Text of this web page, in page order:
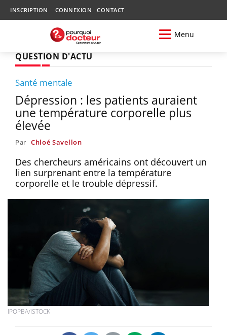
INSCRIPTION CONNEXION CONTACT
Menu
QUESTION D'ACTU
Santé mentale
Dépression : les patients auraient
une température corporelle plus
élevée
Par Chloé Savellon
Des chercheurs américains ont découvert un
lien surprenant entre la température
corporelle et le trouble dépressif.
IPOPBA/ISTOCK